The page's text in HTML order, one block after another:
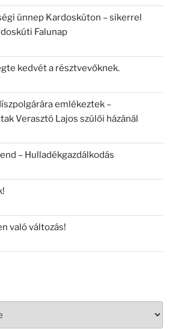
ünnep Kardoskúton – sikerrel
Falunap
kedvét a résztvevőknek.
emlékeztek –
Verasztó Lajos szülői házánál
– Hulladékgazdálkodás
való változás!